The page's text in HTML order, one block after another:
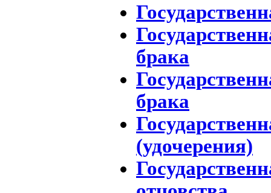
брака
брака
(удочерения)